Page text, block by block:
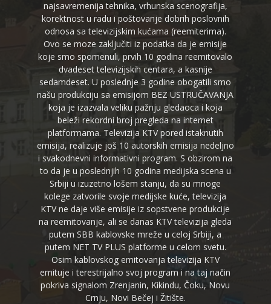
najsavremenija tehnika, vrhunska scenografija,
korektnost u radu i poštovanje dobrih poslovnih
odnosa sa televizijskim kućama (reemiterima).
Ovo se moze zaključiti iz podatka da je emisije
koje smo spomenuli, prvih 10 godina reemitovalo
dvadeset televizijskih centara, a kasnije
sedamdeset. U poslednje 3 godine obogatili smo
našu produkciju sa emisijom BEZ USTRUČAVANJA
koja je izazvala veliku pažnju gledaoca i koja
beleži rekordni broj pregleda na internet
platformama. Televizija KTV pored istaknutih
emisija, realizuje još 10 autorskih emisija nedeljno
i svakodnevni informativni program. S obzirom na
to da je u poslednjih 10 godina medijska scena u
Srbiji u izuzetno lošem stanju, da su mnoge
kolege zatvorile svoje medijske kuće, televizija
KTV ne daje više emisije iz sopstvene produkcije
na reemitovanje, ali se danas KTV televizija gleda
putem SBB kablovske mreže u celoj Srbiji, a
putem NET TV PLUS platforme u celom svetu.
Osim kablovskog emitovanja televizija KTV
emituje i terestrijalno svoj program i na taj način
pokriva signalom Zrenjanin, Kikindu, Čoku, Novu
Crnju, Novi Bečej i Žitište.